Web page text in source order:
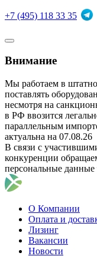
+7 (495) 118 33 35
Внимание
Мы работаем в
поставлять
несмотря на
в РФ ввозится
параллельным
актуальна на 07.08.26
В связи с
конкуренции
персональные
О Компании
Оплата и
Лизинг
Вакансии
Новости